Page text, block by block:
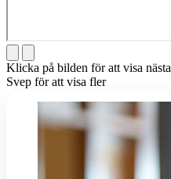
Klicka på bilden för att visa nästa
Svep för att visa fler